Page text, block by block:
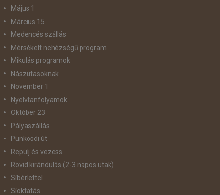
Május 1
Március 15
Medencés szállás
Mérsékelt nehézségű program
Mikulás programok
Nászutasoknak
November 1
Nyelvtanfolyamok
Október 23
Pályaszállás
Pünkösdi út
Repülj és vezess
Rövid kirándulás (2-3 napos utak)
Síbérlettel
Síoktatás